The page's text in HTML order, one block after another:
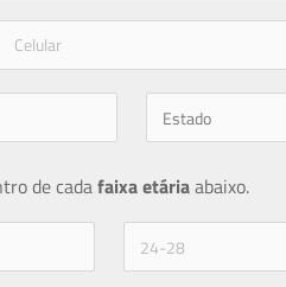
de cada faixa etária abaixo.